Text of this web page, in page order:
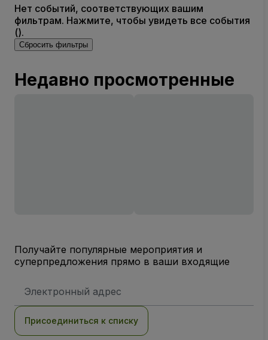
Нет событий, соответствующих вашим
фильтрам. Нажмите, чтобы увидеть все события
().
Сбросить фильтры
Недавно просмотренные
Получайте популярные мероприятия и
суперпредложения прямо в ваши входящие
электронной
Присоединиться к списку